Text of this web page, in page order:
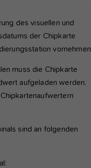
des visuellen und
der Chipkarte
muss die Chipkarte
aufgeladen werden.
sind an folgenden